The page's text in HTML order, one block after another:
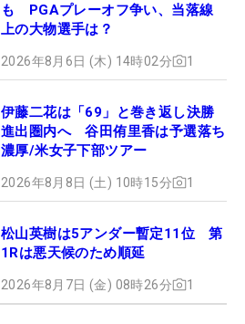
も PGAプレーオフ争い、当落線
上の大物選手は？
2026年8月6日 (木) 14時02分 1
伊藤二花は「69」と巻き返し決勝
進出圏内へ 谷田侑里香は予選落ち
濃厚/米女子下部ツアー
2026年8月8日 (土) 10時15分 1
松山英樹は5アンダー暫定11位 第
1Rは悪天候のため順延
2026年8月7日 (金) 08時26分 1